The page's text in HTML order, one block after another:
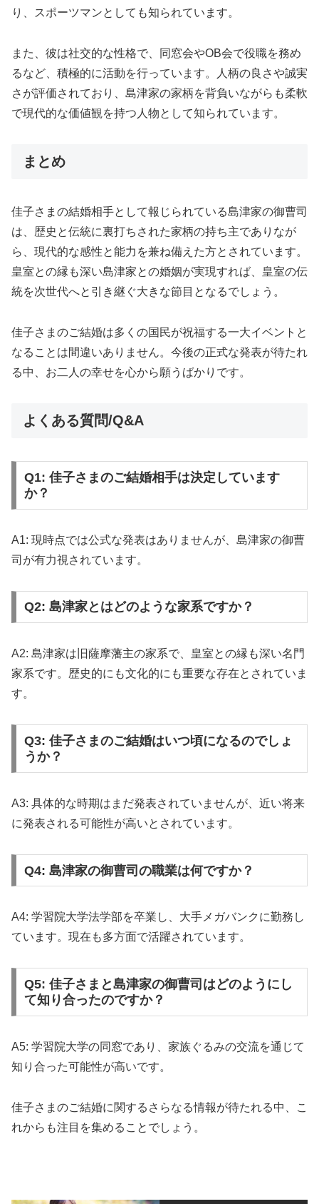
り、スポーツマンとしても知られています。
また、彼は社交的な性格で、同窓会やOB会で役職を務め
るなど、積極的に活動を行っています。人柄の良さや誠実
さが評価されており、島津家の家柄を背負いながらも柔軟
で現代的な価値観を持つ人物として知られています。
まとめ
佳子さまの結婚相手として報じられている島津家の御曹司
は、歴史と伝統に裏打ちされた家柄の持ち主でありなが
ら、現代的な感性と能力を兼ね備えた方とされています。
皇室との縁も深い島津家との婚姻が実現すれば、皇室の伝
統を次世代へと引き継ぐ大きな節目となるでしょう。
佳子さまのご結婚は多くの国民が祝福する一大イベントと
なることは間違いありません。今後の正式な発表が待たれ
る中、お二人の幸せを心から願うばかりです。
よくある質問/Q&A
Q1: 佳子さまのご結婚相手は決定しています
か？
A1: 現時点では公式な発表はありませんが、島津家の御曹
司が有力視されています。
Q2: 島津家とはどのような家系ですか？
A2: 島津家は旧薩摩藩主の家系で、皇室との縁も深い名門
家系です。歴史的にも文化的にも重要な存在とされていま
す。
Q3: 佳子さまのご結婚はいつ頃になるのでしょ
うか？
A3: 具体的な時期はまだ発表されていませんが、近い将来
に発表される可能性が高いとされています。
Q4: 島津家の御曹司の職業は何ですか？
A4: 学習院大学法学部を卒業し、大手メガバンクに勤務し
ています。現在も多方面で活躍されています。
Q5: 佳子さまと島津家の御曹司はどのようにし
て知り合ったのですか？
A5: 学習院大学の同窓であり、家族ぐるみの交流を通じて
知り合った可能性が高いです。
佳子さまのご結婚に関するさらなる情報が待たれる中、こ
れからも注目を集めることでしょう。